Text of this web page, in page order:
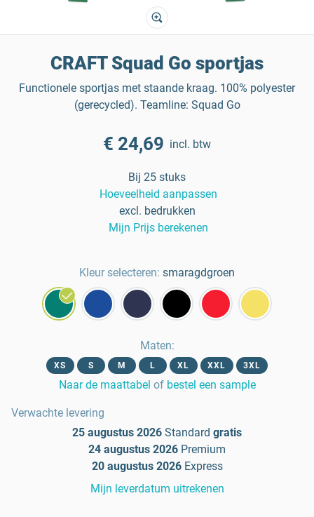
CRAFT Squad Go sportjas
Functionele sportjas met staande kraag. 100% polyester
(gerecycled). Teamline: Squad Go
€ 24,69 incl. btw
Bij 25 stuks
Hoeveelheid aanpassen
excl. bedrukken
Mijn Prijs berekenen
Kleur selecteren: smaragdgroen
Maten:
XS S M L XL XXL 3XL
Naar de maattabel of bestel een sample
Verwachte levering
25 augustus 2026 Standard gratis
24 augustus 2026 Premium
20 augustus 2026 Express
Mijn leverdatum uitrekenen